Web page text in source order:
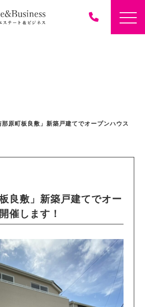
那原町板良敷」新築戸建てでオープンハウス
良敷」新築戸建てでオー
催します！